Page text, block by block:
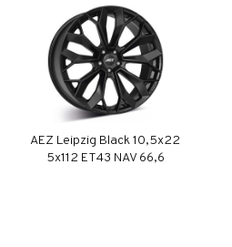
AEZ Leipzig Black 10,5x22
5x112 ET43 NAV 66,6